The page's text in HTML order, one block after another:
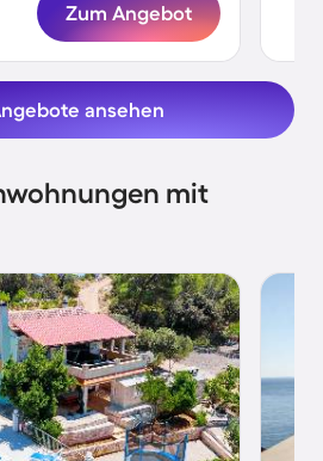
Zum Angebot
ansehen
mit